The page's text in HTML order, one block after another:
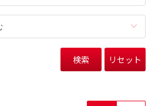
検索 リセット